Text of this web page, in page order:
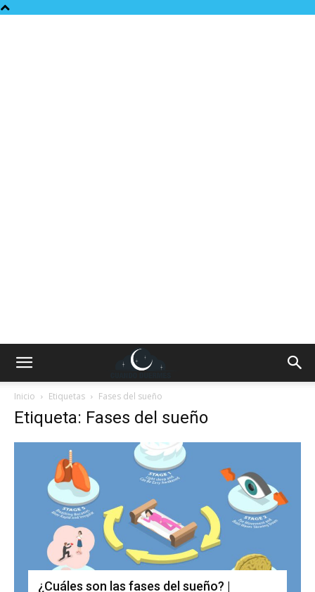
Inicio Etiquetas Fases del sueño
Etiqueta: Fases del sueño
¿Cuáles son las fases del sueño? |